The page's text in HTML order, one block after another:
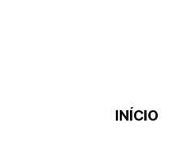
INÍCIO